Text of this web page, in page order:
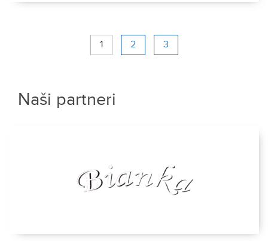
1 2 3
Naši partneri